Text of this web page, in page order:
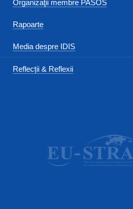
Organizaţii membre PASOS
Rapoarte
Media despre IDIS
Reflecții & Reflexii